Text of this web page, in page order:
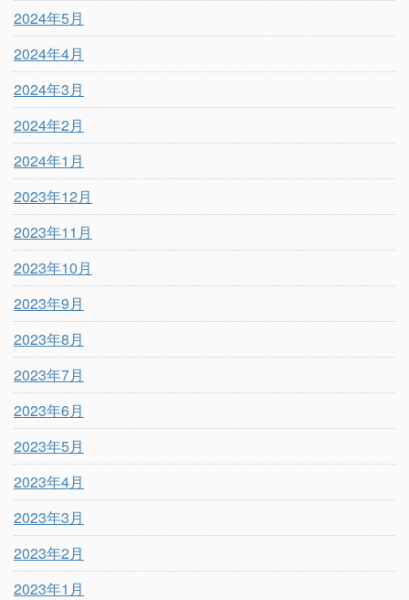
2024年5月
2024年4月
2024年3月
2024年2月
2024年1月
2023年12月
2023年11月
2023年10月
2023年9月
2023年8月
2023年7月
2023年6月
2023年5月
2023年4月
2023年3月
2023年2月
2023年1月